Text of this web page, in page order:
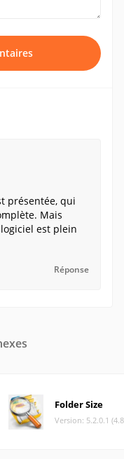
présentée, qui
Mais
est plein
Réponse
Folder Size
Version: 5.2.0.1